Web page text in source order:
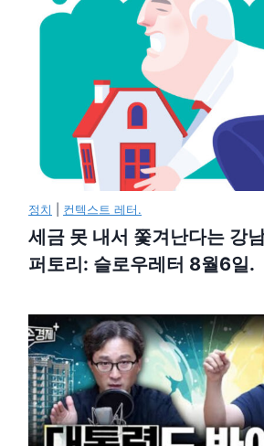
정치 컨텍스트 레터.
세금 못 내서 쫓겨난다는 강
퍼토리: 슬로우레터 8월6일.